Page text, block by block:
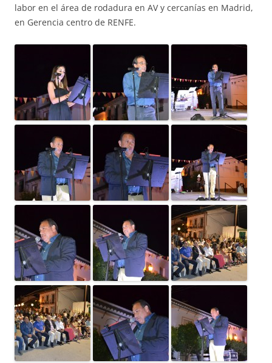
labor en el área de rodadura en AV y cercanías en Madrid,
en Gerencia centro de RENFE.